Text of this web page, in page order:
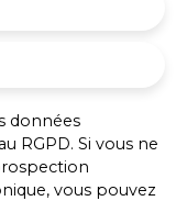
données
RGPD. Si vous ne
vous pouvez